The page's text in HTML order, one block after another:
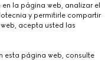
la página web, analizar el
y permitirle compartir
acepta usted las
esta página web, consulte